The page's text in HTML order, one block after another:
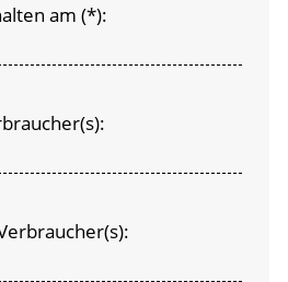
am (*):